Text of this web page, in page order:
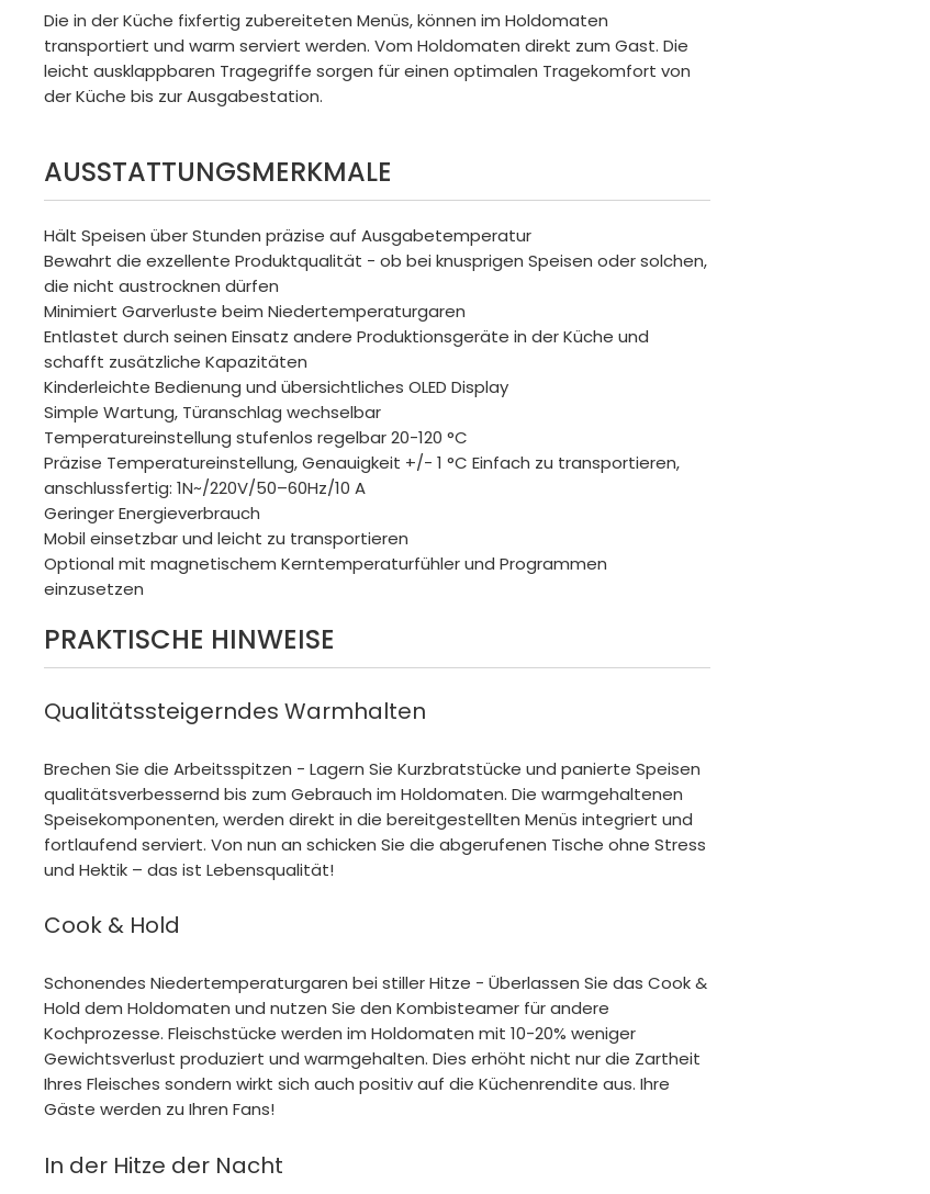
Die in der Küche fixfertig zubereiteten Menüs, können im Holdomaten
transportiert und warm serviert werden. Vom Holdomaten direkt zum Gast. Die
leicht ausklappbaren Tragegriffe sorgen für einen optimalen Tragekomfort von
der Küche bis zur Ausgabestation.
AUSSTATTUNGSMERKMALE
Hält Speisen über Stunden präzise auf Ausgabetemperatur
Bewahrt die exzellente Produktqualität - ob bei knusprigen Speisen oder solchen,
die nicht austrocknen dürfen
Minimiert Garverluste beim Niedertemperaturgaren
Entlastet durch seinen Einsatz andere Produktionsgeräte in der Küche und
schafft zusätzliche Kapazitäten
Kinderleichte Bedienung und übersichtliches OLED Display
Simple Wartung, Türanschlag wechselbar
Temperatureinstellung stufenlos regelbar 20-120 °C
Präzise Temperatureinstellung, Genauigkeit +/- 1 °C Einfach zu transportieren,
anschlussfertig: 1N~/220V/50–60Hz/10 A
Geringer Energieverbrauch
Mobil einsetzbar und leicht zu transportieren
Optional mit magnetischem Kerntemperaturfühler und Programmen
einzusetzen
PRAKTISCHE HINWEISE
Qualitätssteigerndes Warmhalten
Brechen Sie die Arbeitsspitzen - Lagern Sie Kurzbratstücke und panierte Speisen
qualitätsverbessernd bis zum Gebrauch im Holdomaten. Die warmgehaltenen
Speisekomponenten, werden direkt in die bereitgestellten Menüs integriert und
fortlaufend serviert. Von nun an schicken Sie die abgerufenen Tische ohne Stress
und Hektik – das ist Lebensqualität!
Cook & Hold
Schonendes Niedertemperaturgaren bei stiller Hitze - Überlassen Sie das Cook &
Hold dem Holdomaten und nutzen Sie den Kombisteamer für andere
Kochprozesse. Fleischstücke werden im Holdomaten mit 10-20% weniger
Gewichtsverlust produziert und warmgehalten. Dies erhöht nicht nur die Zartheit
Ihres Fleisches sondern wirkt sich auch positiv auf die Küchenrendite aus. Ihre
Gäste werden zu Ihren Fans!
In der Hitze der Nacht